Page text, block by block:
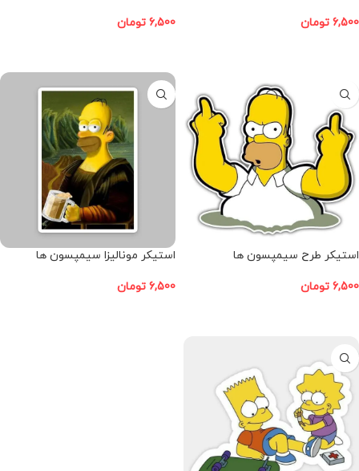
6,500 تومان 6,500 تومان
استیکر طرح سیمپسون ها
6,500 تومان
استیکر مونالیزا سیمپسون ها
6,500 تومان